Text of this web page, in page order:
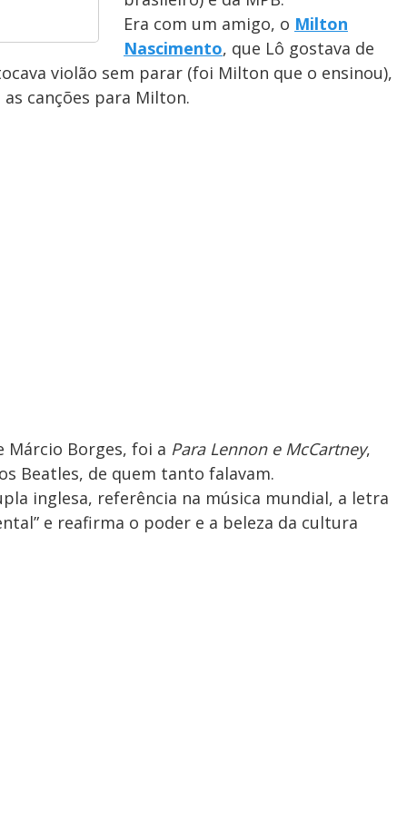
Era com um amigo, o Milton
Nascimento, que Lô gostava de
violão sem parar (foi Milton que o ensinou),
canções para Milton.
Márcio Borges, foi a Para Lennon e McCartney,
Beatles, de quem tanto falavam.
inglesa, referência na música mundial, a letra
e reafirma o poder e a beleza da cultura